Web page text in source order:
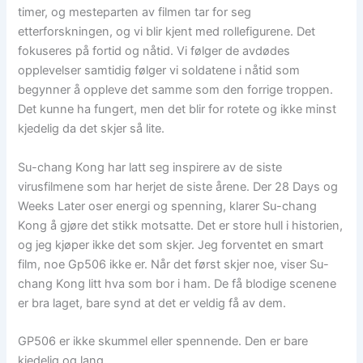
timer, og mesteparten av filmen tar for seg
etterforskningen, og vi blir kjent med rollefigurene. Det
fokuseres på fortid og nåtid. Vi følger de avdødes
opplevelser samtidig følger vi soldatene i nåtid som
begynner å oppleve det samme som den forrige troppen.
Det kunne ha fungert, men det blir for rotete og ikke minst
kjedelig da det skjer så lite.
Su-chang Kong har latt seg inspirere av de siste
virusfilmene som har herjet de siste årene. Der 28 Days og
Weeks Later oser energi og spenning, klarer Su-chang
Kong å gjøre det stikk motsatte. Det er store hull i historien,
og jeg kjøper ikke det som skjer. Jeg forventet en smart
film, noe Gp506 ikke er. Når det først skjer noe, viser Su-
chang Kong litt hva som bor i ham. De få blodige scenene
er bra laget, bare synd at det er veldig få av dem.
GP506 er ikke skummel eller spennende. Den er bare